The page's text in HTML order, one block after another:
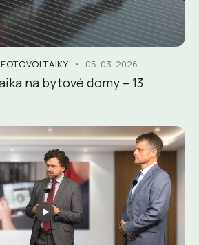
05. 03. 2026
na bytové domy – 13.